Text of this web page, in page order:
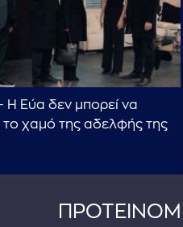
H Εύα δεν μπορεί να
το χαμό της αδελφής της